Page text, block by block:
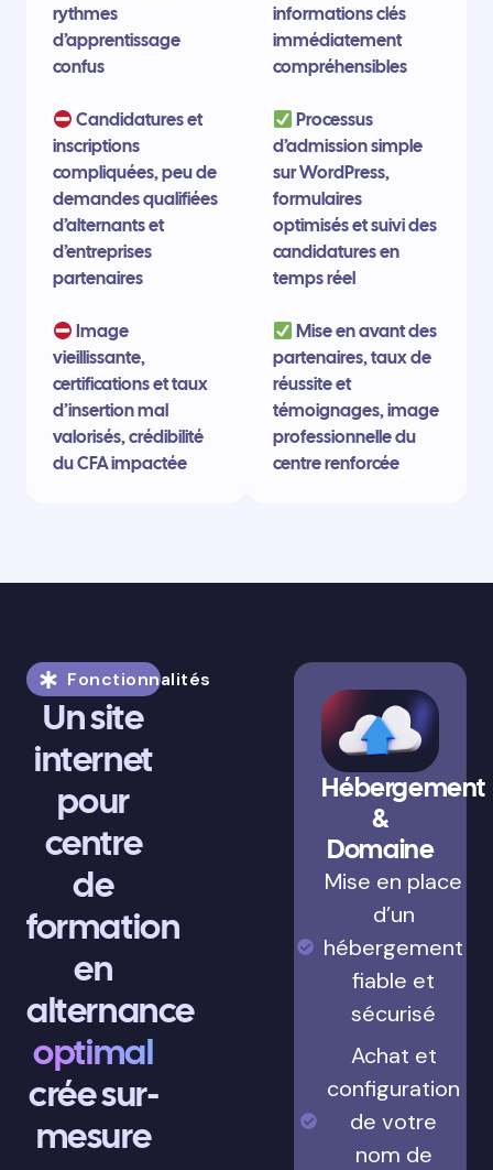
rythmes
d’apprentissage
confus
Candidatures et
inscriptions
compliquées, peu de
demandes qualifiées
d’alternants et
d’entreprises
partenaires
Image
vieillissante,
certifications et taux
d’insertion mal
valorisés, crédibilité
du CFA impactée
informations clés
immédiatement
compréhensibles
Processus
d’admission simple
sur WordPress,
formulaires
optimisés et suivi des
candidatures en
temps réel
Mise en avant des
partenaires, taux de
réussite et
témoignages, image
professionnelle du
centre renforcée
Fonctionnalités
Un site
internet
pour
centre
de
formation
en
alternance
optimal
crée sur-
mesure
Hébergement
&
Domaine
Mise en place
d’un
hébergement
fiable et
sécurisé
Achat et
configuration
de votre
nom de